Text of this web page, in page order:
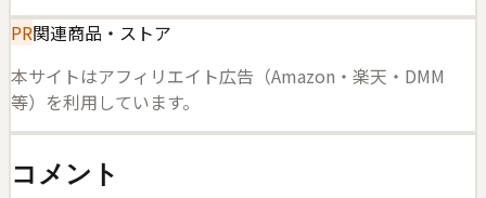
PR関連商品・ストア
本サイトはアフィリエイト広告（Amazon・楽天・DMM
等）を利用しています。
コメント